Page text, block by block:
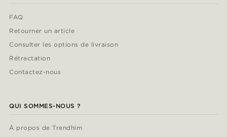
FAQ
Retourner un article
Consulter les options de livraison
Rétractation
Contactez-nous
QUI SOMMES-NOUS ?
À propos de Trendhim